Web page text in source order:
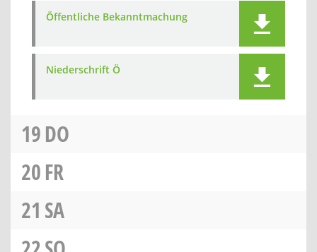
Öffentliche Bekanntmachung
Niederschrift Ö
19DO
20FR
21 SA